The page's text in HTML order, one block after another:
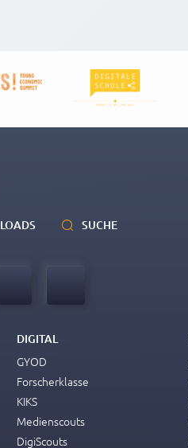
SUCHE
DIGITAL
GYOD
Forscherklasse
KIKS
Medienscouts
DigiScouts